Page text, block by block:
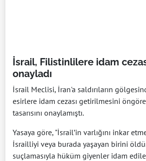
İsrail, Filistinlilere idam
onayladı
İsrail Meclisi, İran'a saldırıların
esirlere idam cezası getirilmesini
tasarısını onaylamıştı.
Yasaya göre, "İsrail’in varlığını inkar
İsrailliyi veya burada yaşayan birini
suçlamasıyla hüküm giyenler idam